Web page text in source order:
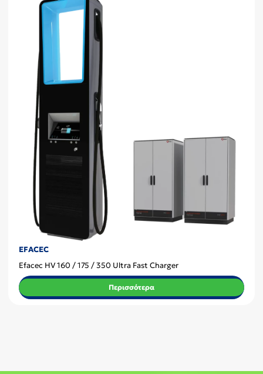
EFACEC
Efacec HV 160 / 175 / 350 Ultra Fast Charger
Περισσότερα